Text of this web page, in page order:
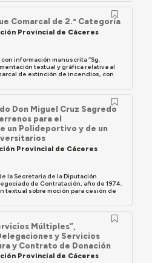
Comarcal de 2.ª Categoría
Provincial de Cáceres
información manuscrita “Sg.
textual y gráfica relativa al
de extinción de incendios, con
Don Miguel Cruz Sagredo
para el
un Polideportivo y de un
Provincial de Cáceres
la Secretaria de la Diputación
de Contratación, año de 1974.
textual sobre moción para cesión de
Múltiples”,
y Servicios
y Contrato de Donación
Provincial de Cáceres